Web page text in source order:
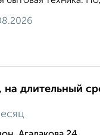
на длительный